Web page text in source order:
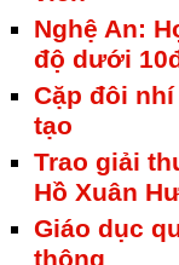
Nghệ An:
độ dưới
Cặp đôi
tạo
Trao giải
Hồ Xuân
Giáo dục
thông